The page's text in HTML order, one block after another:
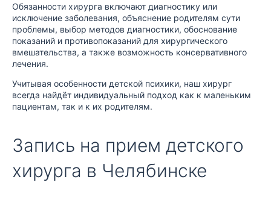
Обязанности хирурга включают диагностику или
исключение заболевания, объяснение родителям сути
проблемы, выбор методов диагностики, обоснование
показаний и противопоказаний для хирургического
вмешательства, а также возможность консервативного
лечения.
Учитывая особенности детской психики, наш хирург
всегда найдёт индивидуальный подход как к маленьким
пациентам, так и к их родителям.
Запись на прием детского
хирурга в Челябинске